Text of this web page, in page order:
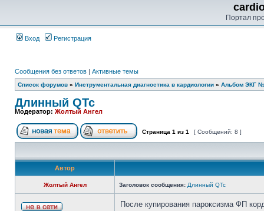
Портал
Вход Регистрация
Сообщения без ответов | Активные темы
Список форумов » Инструментальная диагностика в кардиологии » Альбом ЭКГ
Длинный QTc
Модератор: Жолтый Ангел
Страница 1 из 1 [ Сообщений: 8 ]
Автор
Жолтый Ангел Заголовок сообщения: Длинный QTc
После купирования пароксизма ФП